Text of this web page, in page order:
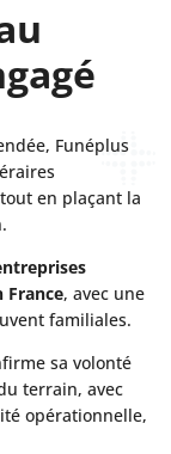
Funéplus
en plaçant la
France, avec une
familiales.
sa volonté
terrain, avec
opérationnelle,